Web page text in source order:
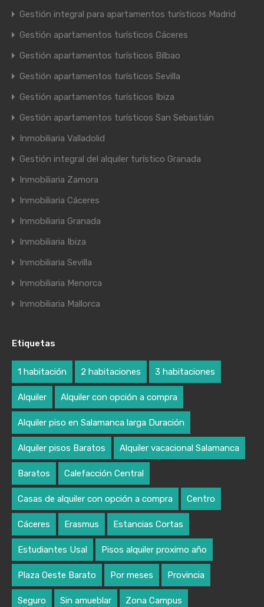
Gestión integral para apartamentos turísticos Madrid
Gestión apartamentos turísticos Cáceres
Gestión apartamentos turísticos Bilbao
Gestión apartamentos turísticos Sevilla
Gestión apartamentos turísticos Ibiza
Gestión apartamentos turísticos San Sebastián
Inmobiliaria Valladolid
Gestión integral del alquiler turístico Granada
Inmobiliaria Zamora
Inmobiliaria Cáceres
Inmobiliaria Granada
Inmobiliaria Ibiza
Inmobiliaria Sevilla
Inmobiliaria Menorca
Inmobiliaria Mallorca
Etiquetas
1 habitación 2 habitaciones 3 habitaciones
Alquiler Alquiler con opción a compra
Alquiler piso en Salamanca larga Duración
Alquiler pisos Baratos Alquiler vacacional Salamanca
Baratos Calefacción Central
Casas de alquiler con opción a compra Centro
Cáceres Erasmus Estancias Cortas
Estudiantes Usal Pisos alquiler proximo año
Plaza Oeste Barato Por meses Provincia
Seguro Sin amueblar Zona Campus